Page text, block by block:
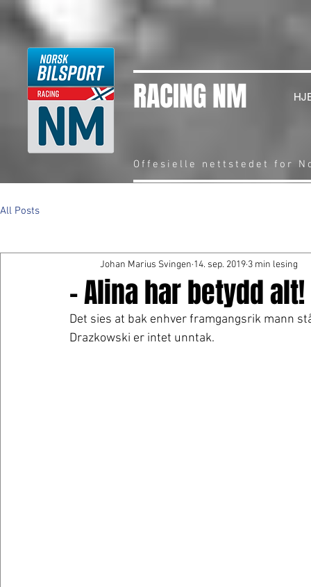
RACING NM
Offesielle nettstedet for
All Posts
- Alina har betydd alt!
Johan Marius Svingen 14. sep. 2019 3 min lesing
Det sies at bak enhver framgangsrik mann
Drazkowski er intet unntak.